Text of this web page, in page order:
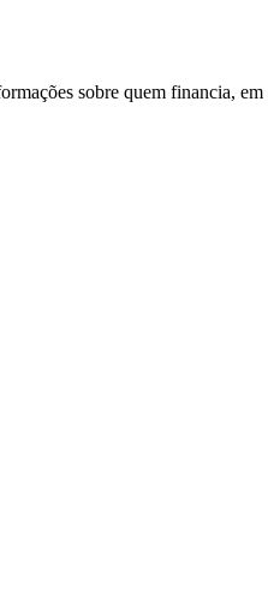
sobre quem financia,